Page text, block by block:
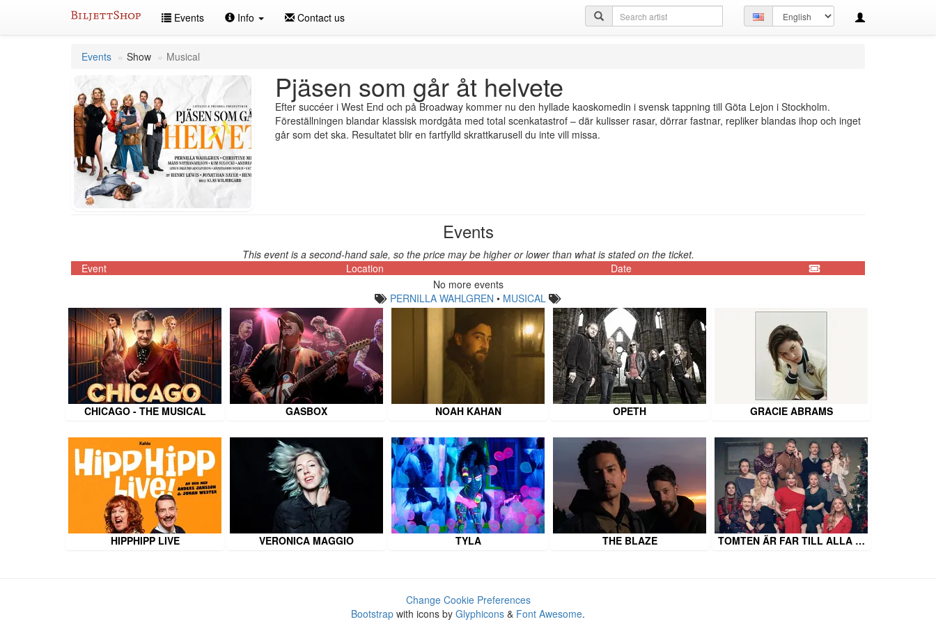
Events Info Contact us
Set
language
Search
query
Events Show Musical
Pjäsen som går åt helvete
Efter succéer i West End och på Broadway kommer nu den hyllade kaoskomedin i svensk tappning till Göta Lejon i Stockholm.
Föreställningen blandar klassisk mordgåta med total scenkatastrof – där kulisser rasar, dörrar fastnar, repliker blandas ihop och inget
går som det ska. Resultatet blir en fartfylld skrattkarusell du inte vill missa.
Events
This event is a second-hand sale, so the price may be higher or lower than what is stated on the ticket.
Event
Location
Date
No more events
PERNILLA WAHLGREN • MUSICAL
CHICAGO - THE MUSICAL GASBOX NOAH KAHAN OPETH GRACIE ABRAMS
HIPPHIPP LIVE VERONICA MAGGIO TYLA THE BLAZE TOMTEN ÄR FAR TILL ALLA …
Change Cookie Preferences
Bootstrap with icons by Glyphicons & Font Awesome.